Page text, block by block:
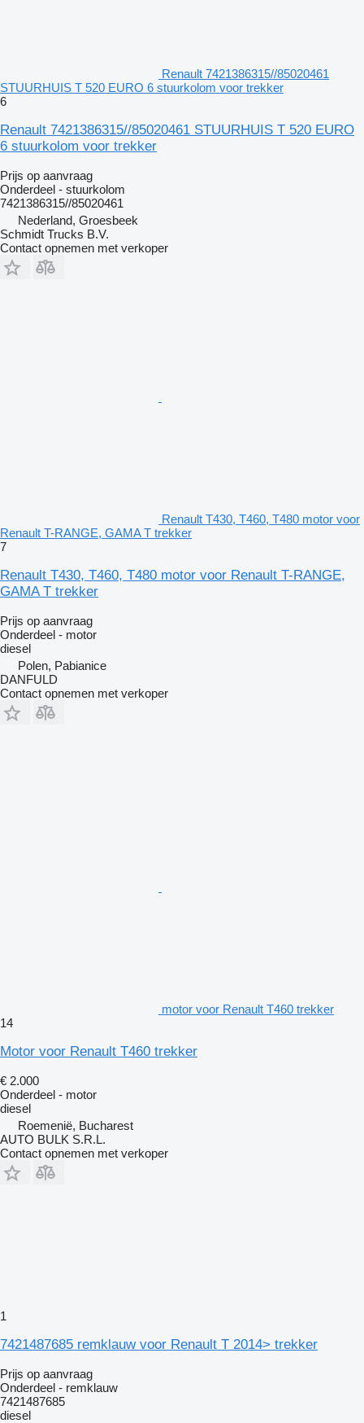
Renault 7421386315//85020461
STUURHUIS T 520 EURO 6 stuurkolom voor trekker
6
Renault 7421386315//85020461 STUURHUIS T 520 EURO
6 stuurkolom voor trekker
Prijs op aanvraag
Onderdeel - stuurkolom
7421386315//85020461
Nederland, Groesbeek
Schmidt Trucks B.V.
Contact opnemen met verkoper
Renault T430, T460, T480 motor voor
Renault T-RANGE, GAMA T trekker
7
Renault T430, T460, T480 motor voor Renault T-RANGE,
GAMA T trekker
Prijs op aanvraag
Onderdeel - motor
diesel
Polen, Pabianice
DANFULD
Contact opnemen met verkoper
motor voor Renault T460 trekker
14
Motor voor Renault T460 trekker
€ 2.000
Onderdeel - motor
diesel
Roemenië, Bucharest
AUTO BULK S.R.L.
Contact opnemen met verkoper
1
7421487685 remklauw voor Renault T 2014> trekker
Prijs op aanvraag
Onderdeel - remklauw
7421487685
diesel